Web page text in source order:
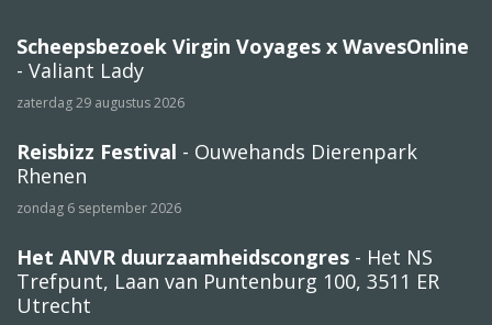
Scheepsbezoek Virgin Voyages x WavesOnline
- Valiant Lady
zaterdag 29 augustus 2026
Reisbizz Festival - Ouwehands Dierenpark
Rhenen
zondag 6 september 2026
Het ANVR duurzaamheidscongres - Het NS
Trefpunt, Laan van Puntenburg 100, 3511 ER
Utrecht